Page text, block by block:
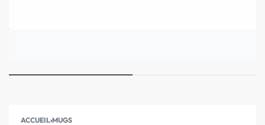
ACCUEIL›MUGS